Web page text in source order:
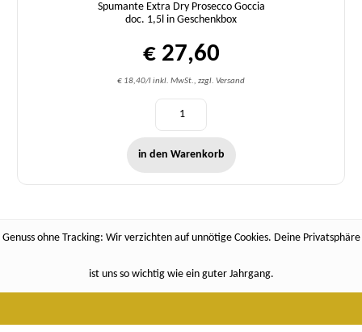
Spumante Extra Dry Prosecco Goccia
doc. 1,5l in Geschenkbox
€ 27,60
€ 18,40/l inkl. MwSt., zzgl. Versand
in den Warenkorb
Genuss ohne Tracking: Wir verzichten auf unnötige Cookies. Deine Privatsphäre
ist uns so wichtig wie ein guter Jahrgang.